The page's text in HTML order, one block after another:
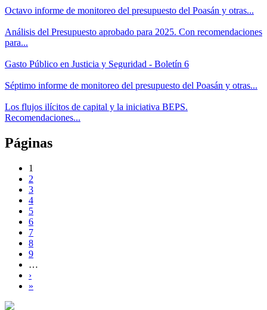
Octavo informe de monitoreo del presupuesto del Poasán y otras...
Análisis del Presupuesto aprobado para 2025. Con recomendaciones
para...
Gasto Público en Justicia y Seguridad - Boletín 6
Séptimo informe de monitoreo del presupuesto del Poasán y otras...
Los flujos ilícitos de capital y la iniciativa BEPS.
Recomendaciones...
Páginas
1
2
3
4
5
6
7
8
9
…
›
»